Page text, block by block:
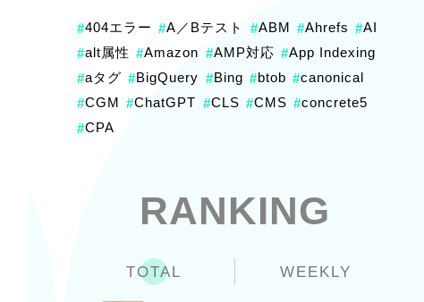
#404エラー #A／Bテスト #ABM #Ahrefs #AI
#alt属性 #Amazon #AMP対応 #App Indexing
#aタグ #BigQuery #Bing #btob #canonical
#CGM #ChatGPT #CLS #CMS #concrete5
#CPA
RANKING
TOTAL WEEKLY